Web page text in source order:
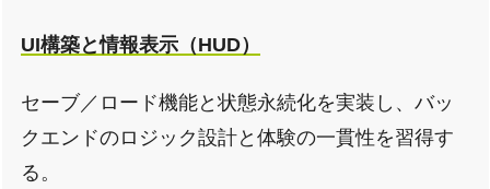
UI構築と情報表示（HUD）
セーブ／ロード機能と状態永続化を実装し、バッ
クエンドのロジック設計と体験の一貫性を習得す
る。